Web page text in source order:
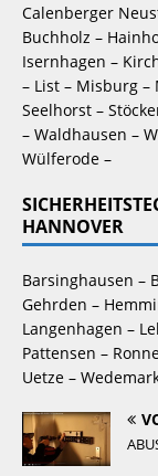
Calenberger
Buchholz –
Isernhagen –
– List – Misburg
Seelhorst –
– Waldhausen –
Wülferode –
HANNOVER
Barsinghausen –
Gehrden –
Langenhagen –
Pattensen –
Uetze –